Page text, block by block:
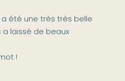
été une très très belle
a laissé de beaux
!